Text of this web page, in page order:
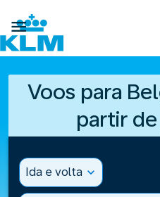

Voos para
partir de
Ida e volta expand_more